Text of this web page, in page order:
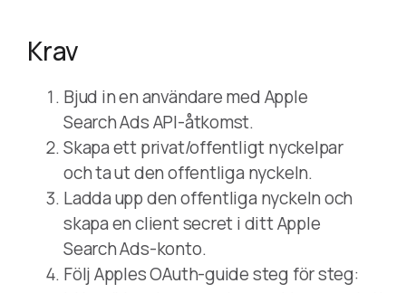
Krav
Bjud in en användare med Apple
Search Ads API-åtkomst.
Skapa ett privat/offentligt nyckelpar
och ta ut den offentliga nyckeln.
Ladda upp den offentliga nyckeln och
skapa en client secret i ditt Apple
Search Ads-konto.
Följ Apples OAuth-guide steg för steg: